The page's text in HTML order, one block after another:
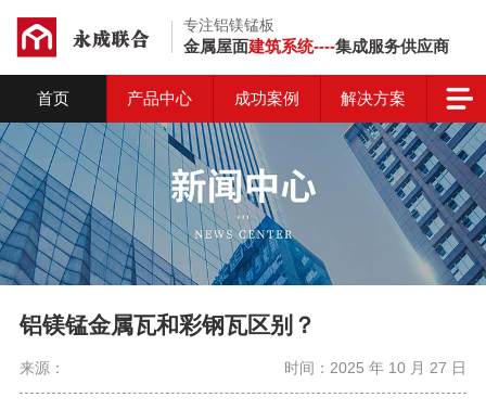
专注铝镁锰板
金属屋面建筑系统----集成服务供应商
首页 产品中心 成功案例 解决方案
铝镁锰金属瓦和彩钢瓦区别？
来源： 时间：2025 年 10 月 27 日